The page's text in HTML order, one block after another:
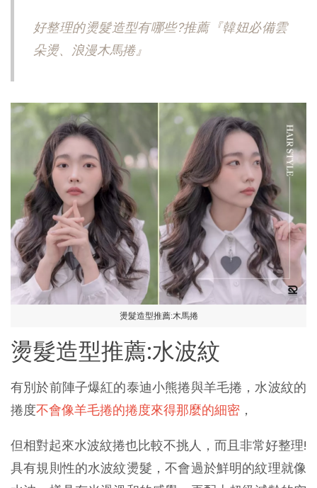
好整理的燙髮造型有哪些?推薦『韓妞必備雲
朵燙、浪漫木馬捲』
燙髮造型推薦:木馬捲
燙髮造型推薦:水波紋
有別於前陣子爆紅的泰迪小熊捲與羊毛捲，水波紋的
捲度不會像羊毛捲的捲度來得那麼的細密 ，
但相對起來水波紋捲也比較不挑人，而且非常好整理!
具有規則性的水波紋燙髮，不會過於鮮明的紋理就像